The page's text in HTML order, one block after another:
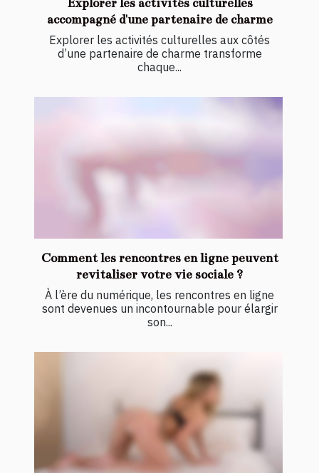
Explorer les activités culturelles
accompagné d'une partenaire de charme
Explorer les activités culturelles aux côtés
d’une partenaire de charme transforme
chaque...
Comment les rencontres en ligne peuvent
revitaliser votre vie sociale ?
À l’ère du numérique, les rencontres en ligne
sont devenues un incontournable pour élargir
son...